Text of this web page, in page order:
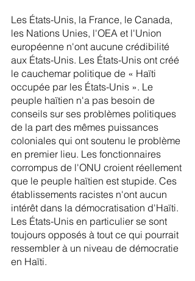
Les États-Unis, la France, le Canada,
les Nations Unies, l'OEA et l'Union
européenne n'ont aucune crédibilité
aux États-Unis. Les États-Unis ont créé
le cauchemar politique de « Haïti
occupée par les États-Unis ». Le
peuple haïtien n'a pas besoin de
conseils sur ses problèmes politiques
de la part des mêmes puissances
coloniales qui ont soutenu le problème
en premier lieu. Les fonctionnaires
corrompus de l'ONU croient réellement
que le peuple haïtien est stupide. Ces
établissements racistes n'ont aucun
intérêt dans la démocratisation d'Haïti.
Les États-Unis en particulier se sont
toujours opposés à tout ce qui pourrait
ressembler à un niveau de démocratie
en Haïti.